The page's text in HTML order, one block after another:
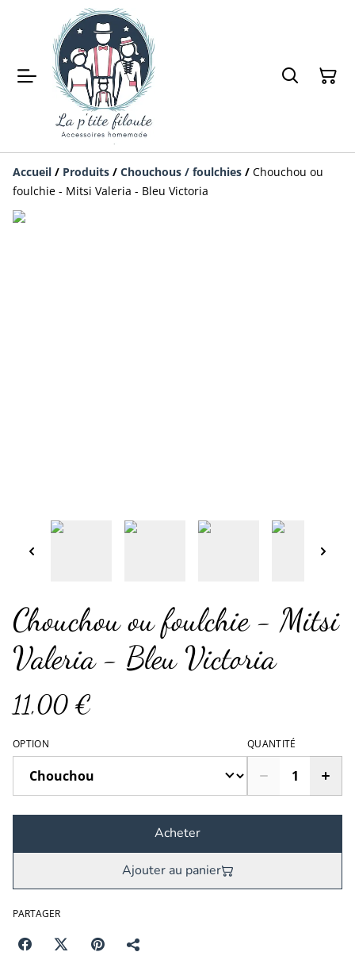
Accueil / Produits / Chouchous / foulchies / Chouchou ou
foulchie - Mitsi Valeria - Bleu Victoria
Chouchou ou foulchie - Mitsi
Valeria - Bleu Victoria
11,00 €
OPTION QUANTITÉ
Acheter
Ajouter au panier
PARTAGER